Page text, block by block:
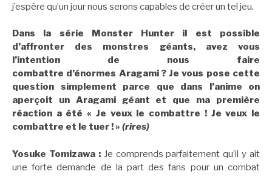
j’espère qu’un jour nous serons capables de créer un tel jeu.
Dans la série Monster Hunter il est possible
d’affronter des monstres géants, avez vous
l’intention de nous faire
combattre d’énormes Aragami ? Je vous pose cette
question simplement parce que dans l’anime on
aperçoit un Aragami géant et que ma première
réaction a été « Je veux le combattre ! Je veux le
combattre et le tuer ! » (rires)
Yosuke Tomizawa : Je comprends parfaitement qu’il y ait
une forte demande de la part des fans pour un combat